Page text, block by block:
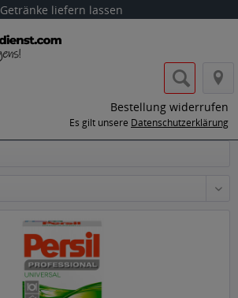
Getränke liefern lassen
Bestellung widerrufen
Es gilt unsere Datenschutzerklärung